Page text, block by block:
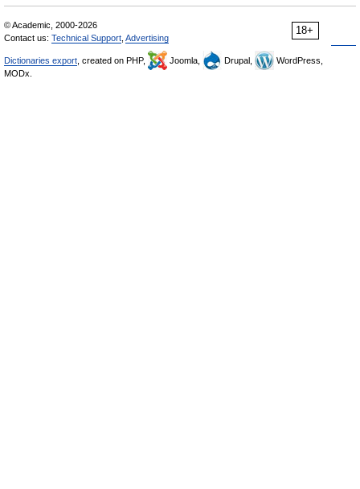
18+
© Academic, 2000-2026
Contact us: Technical Support Advertising
Dictionaries export , created on PHP, Joomla, Drupal,
WordPress,
MODx.